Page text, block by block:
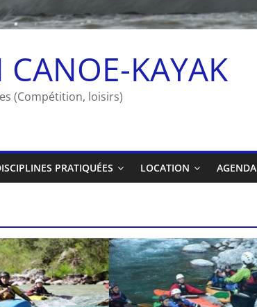
KAYAK
(Compétition, loisirs)
PRATIQUÉES LOCATION AGENDA